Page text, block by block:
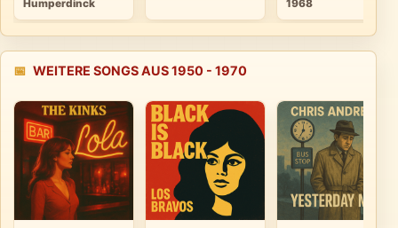
Humperdinck
1968
📅 WEITERE SONGS AUS 1950 - 1970